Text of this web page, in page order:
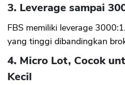
3. Leverage sampai
FBS memiliki leverage
yang tinggi dibandingkan
4. Micro Lot, Cocok
Kecil